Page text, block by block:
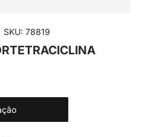
SKU: 78819